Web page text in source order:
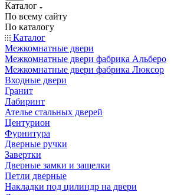
Каталог
По всему сайту
По каталогу
Каталог
Межкомнатные двери
Межкомнатные двери фабрика Альберо
Межкомнатные двери фабрика Люксор
Входные двери
Гранит
Лабиринт
Ателье стальных дверей
Центурион
Фурнитура
Дверные ручки
Завертки
Дверные замки и защелки
Петли дверные
Накладки под цилиндр на двери